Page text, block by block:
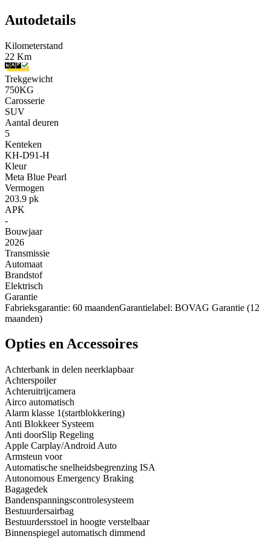
Autodetails
Kilometerstand
22 Km
Trekgewicht
750KG
Carosserie
SUV
Aantal deuren
5
Kenteken
KH-D91-H
Kleur
Meta Blue Pearl
Vermogen
203.9 pk
APK
-
Bouwjaar
2026
Transmissie
Automaat
Brandstof
Elektrisch
Garantie
Fabrieksgarantie: 60 maandenGarantielabel: BOVAG Garantie (12
maanden)
Opties en Accessoires
Achterbank in delen neerklapbaar
Achterspoiler
Achteruitrijcamera
Airco automatisch
Alarm klasse 1(startblokkering)
Anti Blokkeer Systeem
Anti doorSlip Regeling
Apple Carplay/Android Auto
Armsteun voor
Automatische snelheidsbegrenzing ISA
Autonomous Emergency Braking
Bagagedek
Bandenspanningscontrolesysteem
Bestuurdersairbag
Bestuurdersstoel in hoogte verstelbaar
Binnenspiegel automatisch dimmend